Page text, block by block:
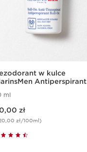
w kulce
Antiperspirant
ml
zł
zł/100ml)
Szybki podgląd